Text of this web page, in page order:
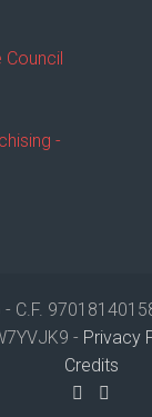
C.F.
- Privacy
Credits